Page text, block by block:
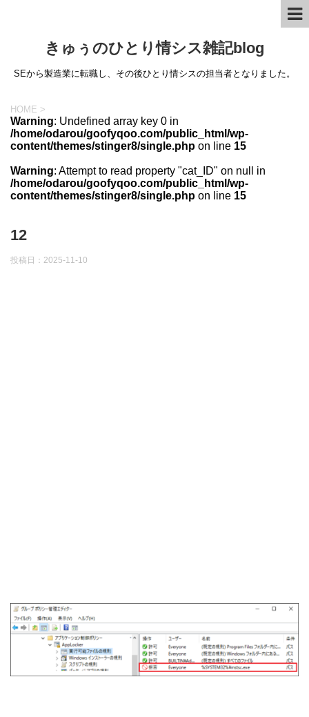
きゅぅのひとり情シス雑記blog
SEから製造業に転職し、その後ひとり情シスの担当者となりました。
HOME >
Warning: Undefined array key 0 in
/home/odarou/goofyqoo.com/public_html/wp-
content/themes/stinger8/single.php on line 15
Warning: Attempt to read property "cat_ID" on null in
/home/odarou/goofyqoo.com/public_html/wp-
content/themes/stinger8/single.php on line 15
12
投稿日： 2025-11-10